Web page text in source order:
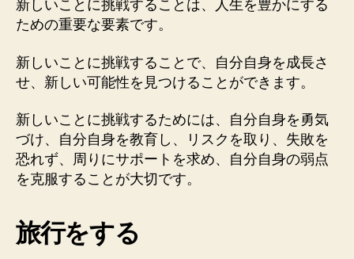
新しいことに挑戦することは、人生を豊かにする
ための重要な要素です。
新しいことに挑戦することで、自分自身を成長さ
せ、新しい可能性を見つけることができます。
新しいことに挑戦するためには、自分自身を勇気
づけ、自分自身を教育し、リスクを取り、失敗を
恐れず、周りにサポートを求め、自分自身の弱点
を克服することが大切です。
旅行をする